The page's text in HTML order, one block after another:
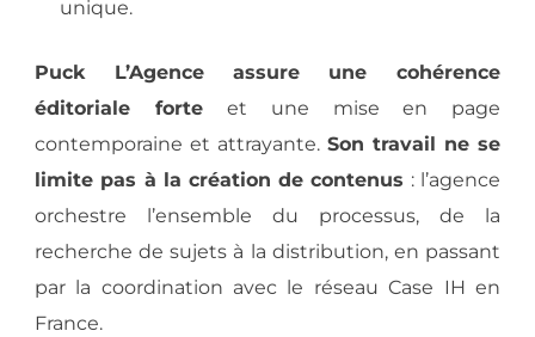
unique.
Puck L’Agence assure une cohérence
éditoriale forteet une mise en page
contemporaine et attrayante. Son travail ne se
limite pas à la création de contenus : l’agence
orchestre l’ensemble du processus, de la
recherche de sujets à la distribution, en passant
par la coordination avec le réseau Case IH en
France.